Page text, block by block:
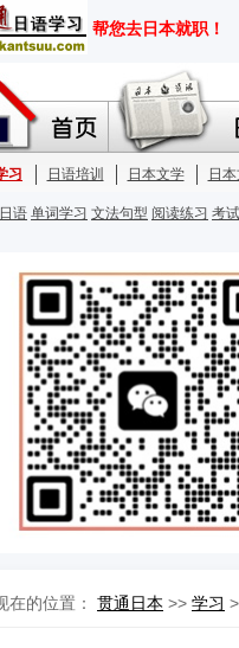
在的位置： 贯通日本 >> 学习